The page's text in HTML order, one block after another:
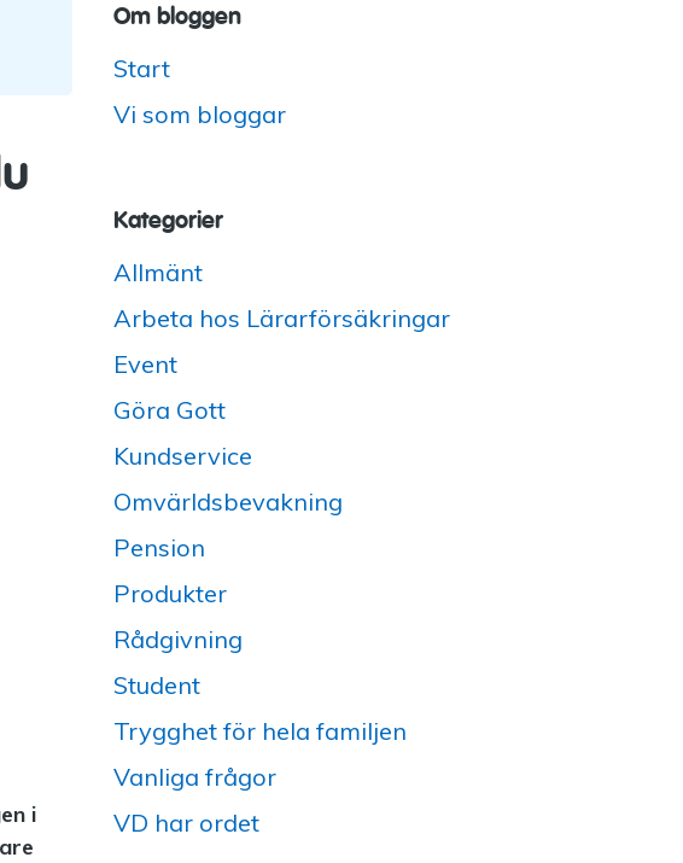
i
Om bloggen
Start
Vi som bloggar
Kategorier
Allmänt
Arbeta hos Lärarförsäkringar
Event
Göra Gott
Kundservice
Omvärldsbevakning
Pension
Produkter
Rådgivning
Student
Trygghet för hela familjen
Vanliga frågor
VD har ordet